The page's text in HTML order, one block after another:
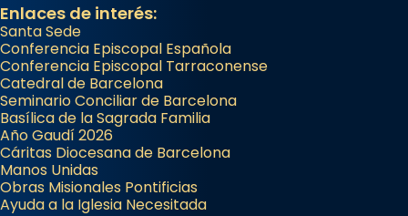
Enlaces de interés:
Santa Sede
Conferencia Episcopal Española
Conferencia Episcopal Tarraconense
Catedral de Barcelona
Seminario Conciliar de Barcelona
Basílica de la Sagrada Familia
Año Gaudí 2026
Cáritas Diocesana de Barcelona
Manos Unidas
Obras Misionales Pontificias
Ayuda a la Iglesia Necesitada